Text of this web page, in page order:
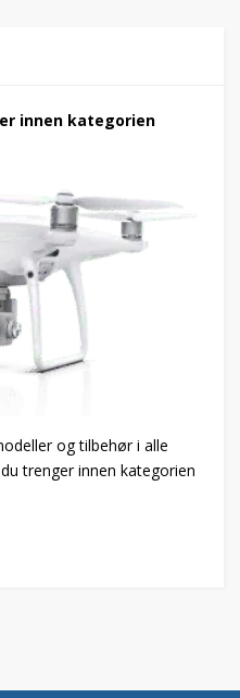
innen kategorien
og tilbehør i alle
trenger innen kategorien